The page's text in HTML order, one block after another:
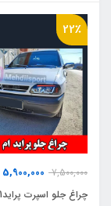
22٪
7,500,000
5,900,000